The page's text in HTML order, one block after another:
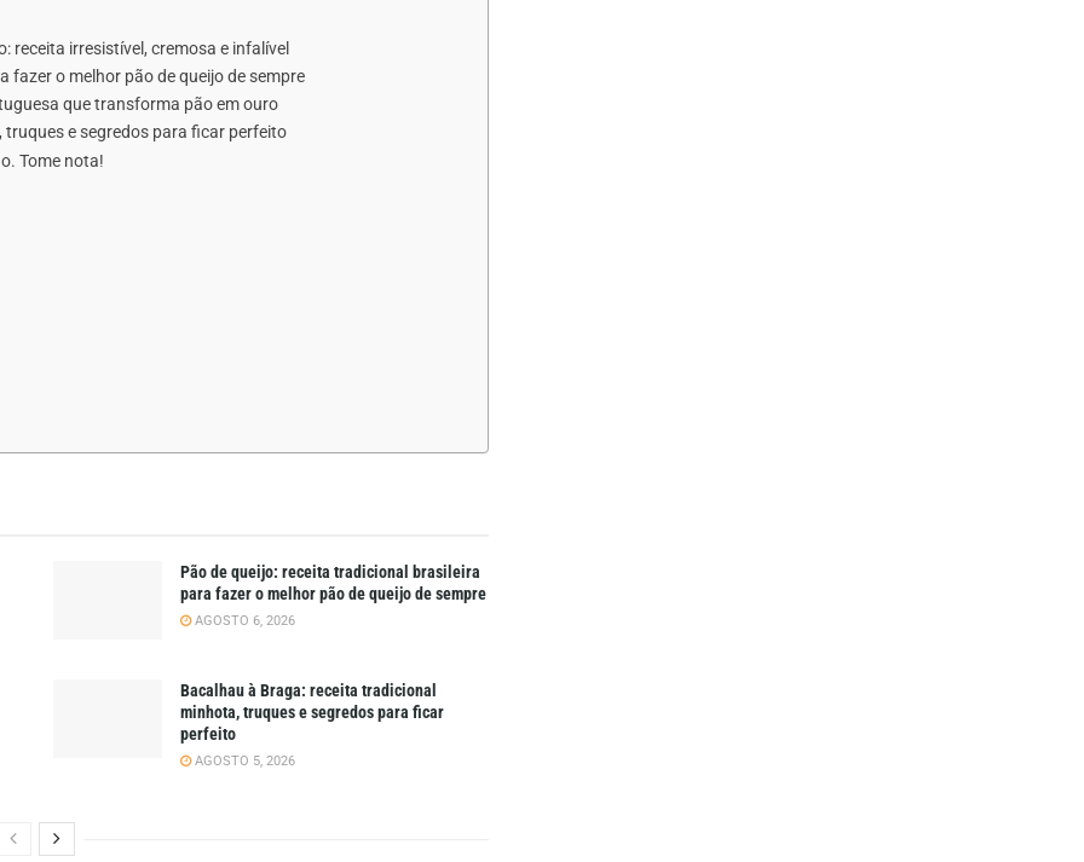
receita irresistível, cremosa e infalível
fazer o melhor pão de queijo de sempre
que transforma pão em ouro
e segredos para ficar perfeito
Tome nota!
Pão de queijo: receita tradicional brasileira
para fazer o melhor pão de queijo de sempre
AGOSTO 6, 2026
Bacalhau à Braga: receita tradicional
minhota, truques e segredos para ficar
perfeito
AGOSTO 5, 2026